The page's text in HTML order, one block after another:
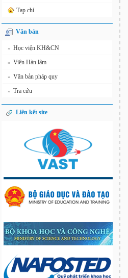
Tạp chí
Văn bản
» Học viện KH&CN
» Viện Hàn lâm
» Văn bản pháp quy
» Tra cứu
Liên kết site